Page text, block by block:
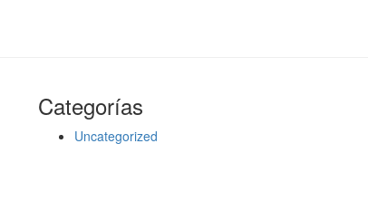
Categorías
Uncategorized